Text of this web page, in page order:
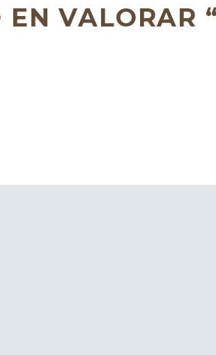
EN VALORAR